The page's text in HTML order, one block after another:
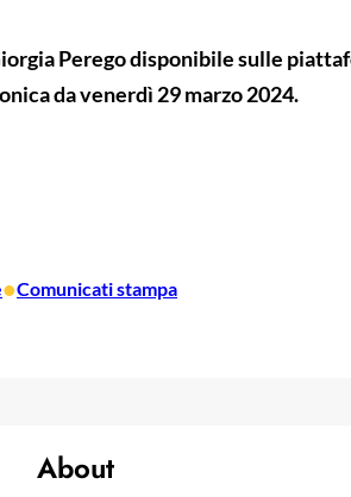
Perego disponibile sulle
da venerdì 29 marzo 2024.
•Comunicati stampa
About